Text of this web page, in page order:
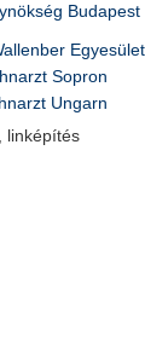
Budapest
Egyesület
Sopron
Ungarn
linképítés